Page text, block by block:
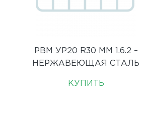
РВМ УР20 R30 ММ 1.6.2 –
НЕРЖАВЕЮЩАЯ СТАЛЬ
КУПИТЬ